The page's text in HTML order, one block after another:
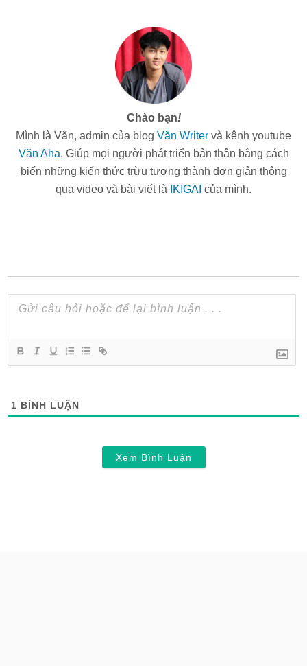
Chào bạn!
Mình là Văn, admin của blog Văn Writer và kênh youtube
Văn Aha. Giúp mọi người phát triển bản thân bằng cách
biến những kiến thức trừu tượng thành đơn giản thông
qua video và bài viết là
IKIGAI của mình.
1 BÌNH LUẬN
Xem Bình Luận